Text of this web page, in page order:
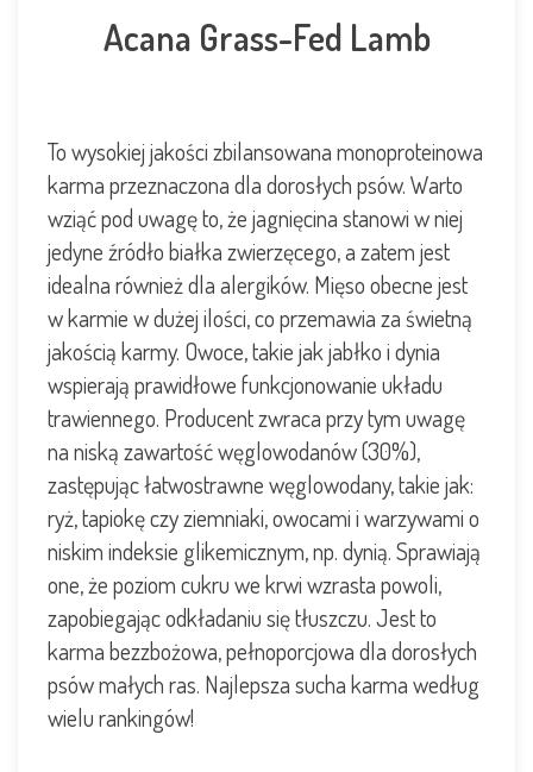
Acana Grass-Fed Lamb
To wysokiej jakości zbilansowana monoproteinowa
karma przeznaczona dla dorosłych psów. Warto
wziąć pod uwagę to, że jagnięcina stanowi w niej
jedyne źródło białka zwierzęcego, a zatem jest
idealna również dla alergików. Mięso obecne jest
w karmie w dużej ilości, co przemawia za świetną
jakością karmy. Owoce, takie jak jabłko i dynia
wspierają prawidłowe funkcjonowanie układu
trawiennego. Producent zwraca przy tym uwagę
na niską zawartość węglowodanów (30%),
zastępując łatwostrawne węglowodany, takie jak:
ryż, tapiokę czy ziemniaki, owocami i warzywami o
niskim indeksie glikemicznym, np. dynią. Sprawiają
one, że poziom cukru we krwi wzrasta powoli,
zapobiegając odkładaniu się tłuszczu. Jest to
karma bezzbożowa, pełnoporcjowa dla dorosłych
psów małych ras. Najlepsza sucha karma według
wielu rankingów!